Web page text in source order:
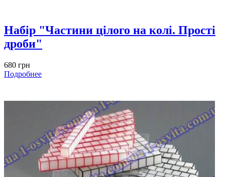
Набір "Частини цілого на колі. Прості
дроби"
680 грн
Подробнее